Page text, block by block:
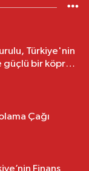
Türkiye'nin
güçlü bir köprü
Çağı